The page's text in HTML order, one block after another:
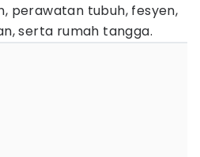
perawatan tubuh, fesyen,
serta rumah tangga.